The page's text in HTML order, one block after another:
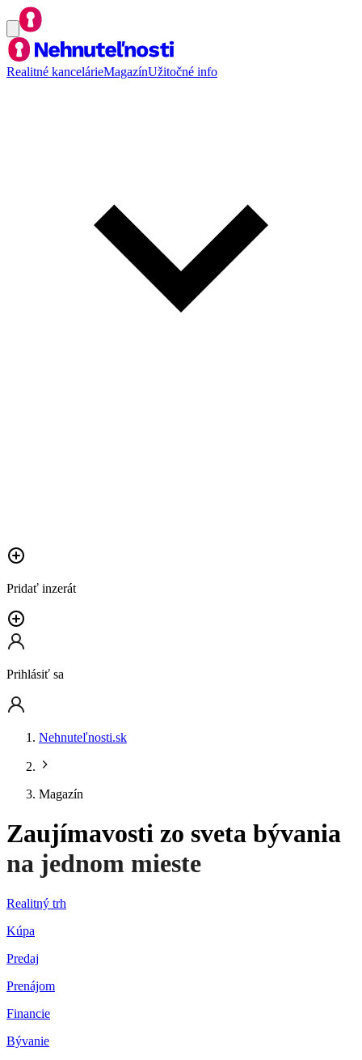
Realitné kancelárieMagazínUžitočné info
Pridať inzerát
Prihlásiť sa
Nehnuteľnosti.sk
Magazín
Zaujímavosti zo sveta bývania
na jednom mieste
Realitný trh
Kúpa
Predaj
Prenájom
Financie
Bývanie